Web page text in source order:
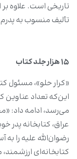
تألیف منسوب به
۱۵ هزار جلد کتاب
«کرار حلو»، مسئول
می‌رسد، ادامه
عراق، کتابخانه
رضوان‌الله علیه را
کتابخانه‌ای